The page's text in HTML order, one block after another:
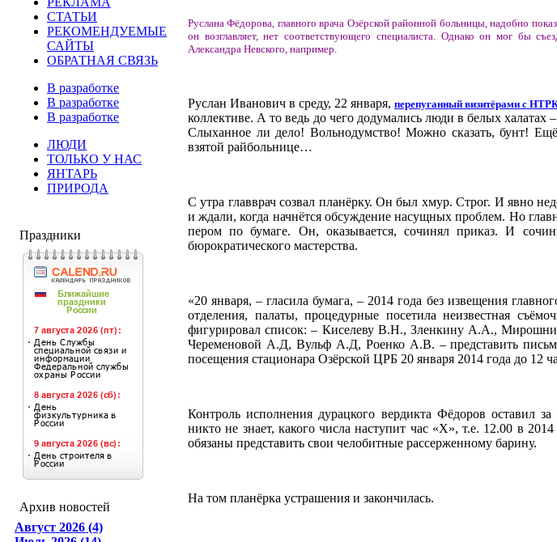
СТАТЬИ
РЕКОМЕНДУЕМЫЕ
САЙТЫ
ОБРАТНАЯ СВЯЗЬ
В разработке
В разработке
В разработке
ЛЮДИ
ТОЛЬКО У НАС
ЯНТАРЬ
ПРИРОДА
Праздники
Архив новостей
Август 2026 (4)
Руслана Фёдорова, главного врача Озёрской районной больницы, надобно
он возглавляет, нет соответствующего специалиста. Однако он мог бы
Александра Невского, например.
Руслан Иванович в среду, 22 января, перепуганный визитёрами с
коллективе. А то ведь до чего додумались люди в белых халатах
Слыханное ли дело! Вольнодумство! Можно сказать, бунт!
взятой райбольнице…
С утра главврач созвал планёрку. Он был хмур. Строг. И явно
и ждали, когда начнётся обсуждение насущных проблем. Но
пером по бумаге. Он, оказывается, сочинял приказ. И
бюрократического мастерства.
«20 января, – гласила бумага, – 2014 года без извещения
отделения, палаты, процедурные посетила неизвестная
фигурировал список: – Киселеву В.Н., Зленкину А.А.,
Череменовой А.Д, Вульф А.Д, Роенко А.В. – представить
посещения стационара Озёрской ЦРБ 20 января 2014 года до 12
Контроль исполнения дурацкого вердикта Фёдоров оставил
никто не знает, какого числа наступит час «Х», т.е. 12.00 в
обязаны представить свои челобитные рассерженному барину.
На том планёрка устрашения и закончилась.